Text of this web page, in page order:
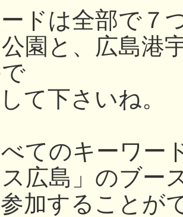
ードは全部
園と、広島港
て下さいね。
べてのキーワー
広島」のブー
加することが